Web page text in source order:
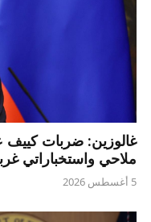
غالوزين: ضربات كييف
ملاحي واستخباراتي
5 أغسطس 2026